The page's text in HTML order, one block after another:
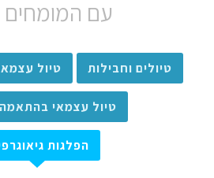
עם המומחים
טיולים וחבילות טיול
טיול עצמאי
הפלגות